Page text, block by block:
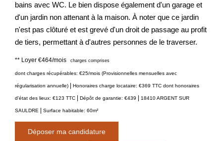
bains avec WC. Le bien dispose également d'un garage et
d'un jardin non attenant à la maison. À noter que ce jardin
n'est pas clôturé et est grevé d'un droit de passage au profit
de tiers, permettant à d'autres personnes de le traverser.
** Loyer €464/mois charges comprises
dont charges récupérables: €25/mois (Provisionnelles mensuelles avec
régularisation annuelle) | Honoraires charge locataire: €369 TTC dont honoraires
d'état des lieux: €123 TTC | Dépôt de garantie: €439 | 18410 ARGENT SUR
SAULDRE | Surface habitable: 60m²
Déposer ma candidature